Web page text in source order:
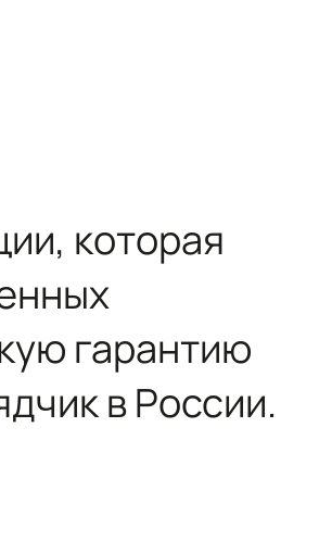
которая
гарантию
в России.